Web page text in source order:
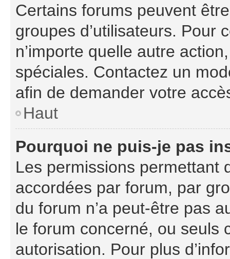
Certains forums peuvent
groupes d’utilisateurs. Pour
n’importe quelle autre
spéciales. Contactez un
afin de demander votre
Haut
Pourquoi ne puis-je pas
Les permissions permettant
accordées par forum, par
du forum n’a peut-être pas
le forum concerné, ou seuls
autorisation. Pour plus